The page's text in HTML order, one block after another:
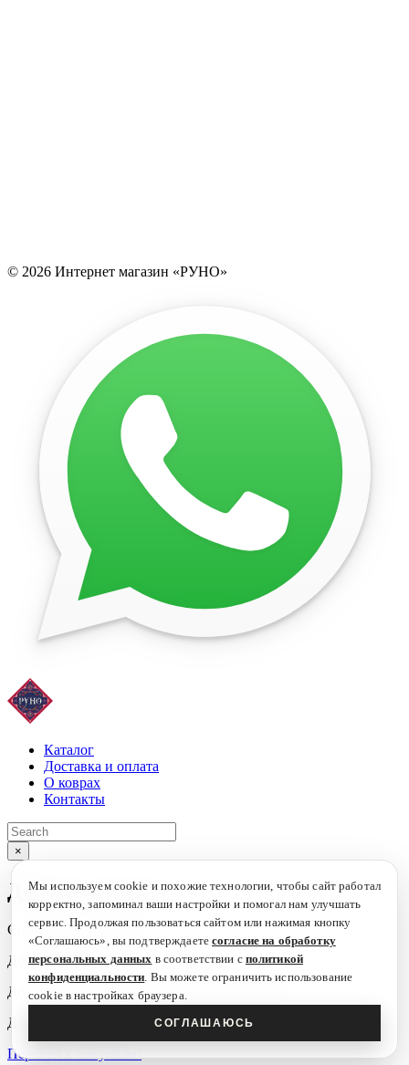
Мы используем cookie и похожие технологии, чтобы сайт работал
корректно, запоминал ваши настройки и помогал нам улучшать
сервис. Продолжая пользоваться сайтом или нажимая кнопку
«Соглашаюсь», вы подтверждаетесогласие на обработку
персональных данных в соответствии с политикой
конфиденциальности. Вы можете ограничить использование
cookie в настройках браузера.
СОГЛАШАЮСЬ
© 2026 Интернет магазин «РУНО»
Каталог
Доставка и оплата
О коврах
Контакты
×
Дорогие друзья!
Спешим вам сообщить!
Доставка по России -бесплатно!
Доставка и примерка по Москве -
Доставка за границу - по тарифам EMS!
Перейти к покупкам!